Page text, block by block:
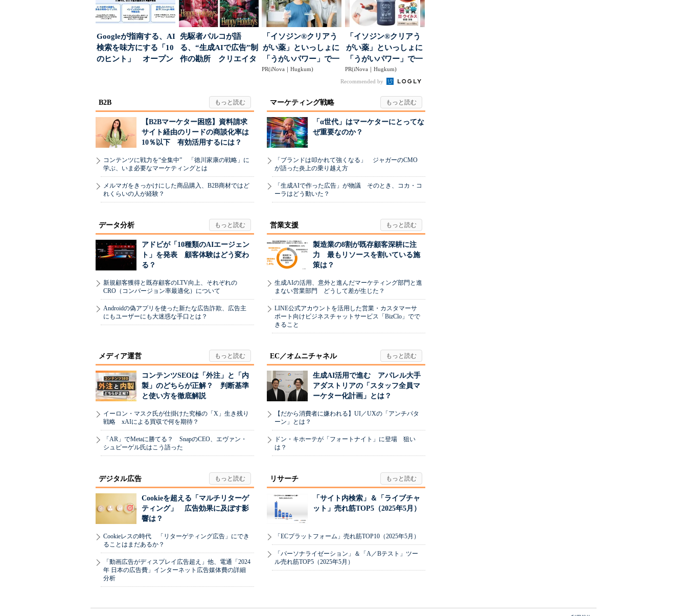
Googleが指南する、AI
検索を味方にする「10
のヒント」 オープン
先駆者パルコが語
る、“生成AIで広告”制
作の勘所 クリエイタ
「イソジン®クリアう
がい薬」といっしょに
「うがいパワー」で一
年中！ 健やか
PR(iNova｜Hugkum)
「イソジン®クリアう
がい薬」といっしょに
「うがいパワー」で一
年中！ 健やか
PR(iNova｜Hugkum)
Recommended by
B2B
【B2Bマーケター困惑】資料請求
サイト経由のリードの商談化率は
10％以下 有効活用するには？
コンテンツに戦力を“全集中” 「徳川家康の戦略」に
学ぶ、いま必要なマーケティングとは
メルマガをきっかけにした商品購入、B2B商材ではど
れくらいの人が経験？
マーケティング戦略
「α世代」はマーケターにとってな
ぜ重要なのか？
「ブランドは叩かれて強くなる」 ジャガーのCMO
が語った炎上の乗り越え方
「生成AIで作った広告」が物議 そのとき、コカ・コ
ーラはどう動いた？
データ分析
アドビが「10種類のAIエージェン
ト」を発表 顧客体験はどう変わ
る？
新規顧客獲得と既存顧客のLTV向上、それぞれの
CRO（コンバージョン率最適化）について
Androidの偽アプリを使った新たな広告詐欺、広告主
にもユーザーにも大迷惑な手口とは？
営業支援
製造業の8割が既存顧客深耕に注
力 最もリソースを割いている施
策は？
生成AIの活用、意外と進んだマーケティング部門と進
まない営業部門 どうして差が生じた？
LINE公式アカウントを活用した営業・カスタマーサ
ポート向けビジネスチャットサービス「BizClo」でで
きること
メディア運営
コンテンツSEOは「外注」と「内
製」のどちらが正解？ 判断基準
と使い方を徹底解説
イーロン・マスク氏が仕掛けた究極の「X」生き残り
戦略 xAIによる買収で何を期待？
「AR」でMetaに勝てる？ SnapのCEO、エヴァン・
シュピーゲル氏はこう語った
EC／オムニチャネル
生成AI活用で進む アパレル大手
アダストリアの「スタッフ全員マ
ーケター化計画」とは？
【だから消費者に嫌われる】UI／UXの「アンチパタ
ーン」とは？
ドン・キホーテが「フォートナイト」に登場 狙い
は？
デジタル広告
Cookieを超える「マルチリターゲ
ティング」 広告効果に及ぼす影
響は？
Cookieレスの時代 「リターゲティング広告」にでき
ることはまだあるか？
「動画広告がディスプレイ広告超え」他、電通「2024
年 日本の広告費」インターネット広告媒体費の詳細
分析
リサーチ
「サイト内検索」＆「ライブチャ
ット」売れ筋TOP5（2025年5月）
「ECプラットフォーム」売れ筋TOP10（2025年5月）
「パーソナライゼーション」＆「A／Bテスト」ツー
ル売れ筋TOP5（2025年5月）